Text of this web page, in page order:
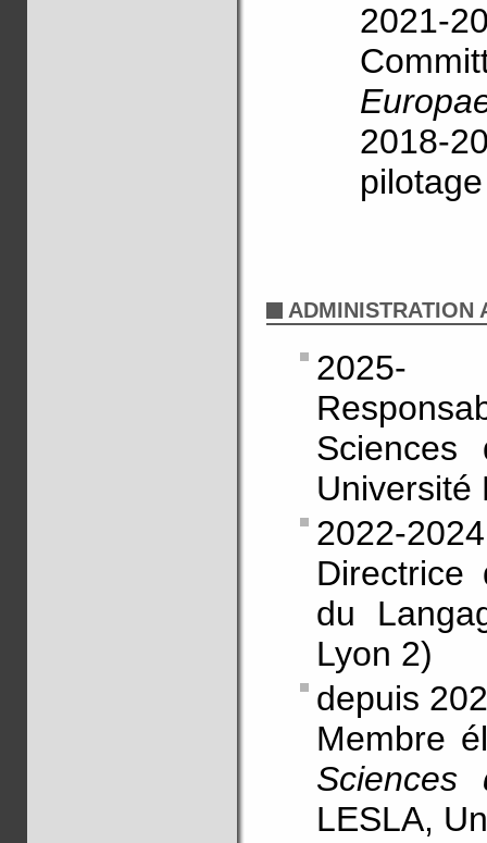
2021-
2018-
ADMINISTRATION
2025-
Sciences
Université
2022-2024
Directrice
du
Lyon 2)
depuis
Membre
LESLA,